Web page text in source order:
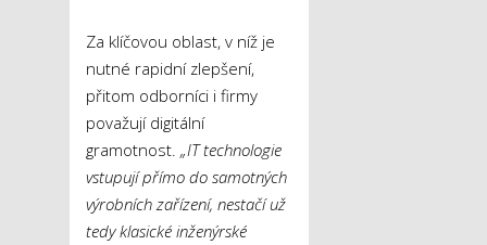
Za klíčovou oblast, v níž je
nutné rapidní zlepšení,
přitom odborníci i firmy
považují digitální
gramotnost. „IT technologie
vstupují přímo do samotných
výrobních zařízení, nestačí už
tedy klasické inženýrské